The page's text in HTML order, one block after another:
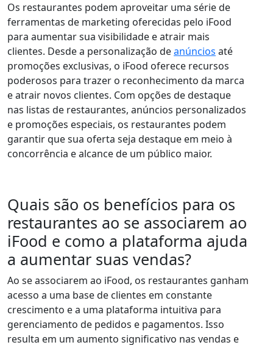
Os restaurantes podem aproveitar uma série de
ferramentas de marketing oferecidas pelo iFood
para aumentar sua visibilidade e atrair mais
clientes. Desde a personalização deanúncios até
promoções exclusivas, o iFood oferece recursos
poderosos para trazer o reconhecimento da marca
e atrair novos clientes. Com opções de destaque
nas listas de restaurantes, anúncios personalizados
e promoções especiais, os restaurantes podem
garantir que sua oferta seja destaque em meio à
concorrência e alcance de um público maior.
Quais são os benefícios para os
restaurantes ao se associarem ao
iFood e como a plataforma ajuda
a aumentar suas vendas?
Ao se associarem ao iFood, os restaurantes ganham
acesso a uma base de clientes em constante
crescimento e a uma plataforma intuitiva para
gerenciamento de pedidos e pagamentos. Isso
resulta em um aumento significativo nas vendas e